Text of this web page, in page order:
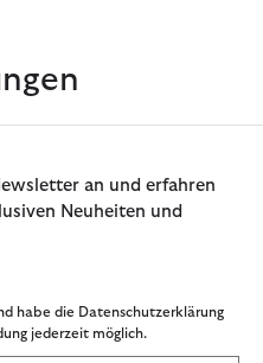
an und erfahren
Neuheiten und
habe die Datenschutzerklärung
jederzeit möglich.